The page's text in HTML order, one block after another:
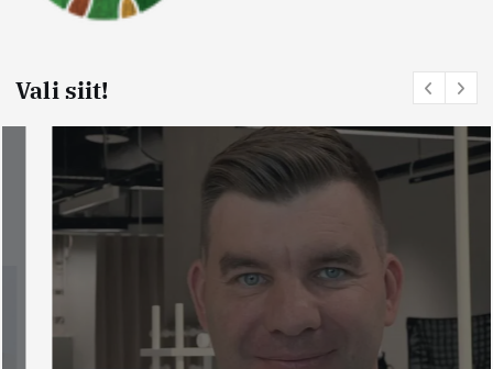
Vali siit!